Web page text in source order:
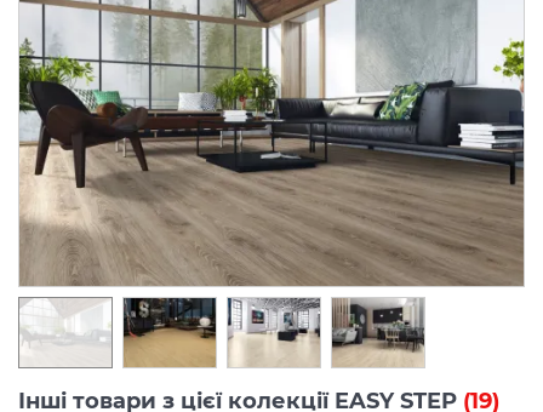
Інші товари з цієї колекції EASY STEP (19)